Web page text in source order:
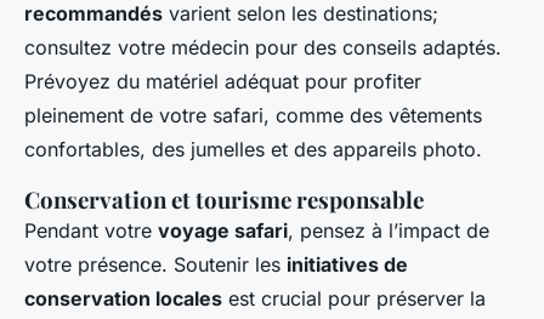
recommandés varient selon les destinations;
consultez votre médecin pour des conseils adaptés.
Prévoyez du matériel adéquat pour profiter
pleinement de votre safari, comme des vêtements
confortables, des jumelles et des appareils photo.
Conservation et tourisme responsable
Pendant votre voyage safari, pensez à l’impact de
votre présence. Soutenir les initiatives de
conservation locales est crucial pour préserver la